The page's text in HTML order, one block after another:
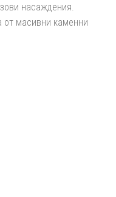
насаждения.
от масивни каменни